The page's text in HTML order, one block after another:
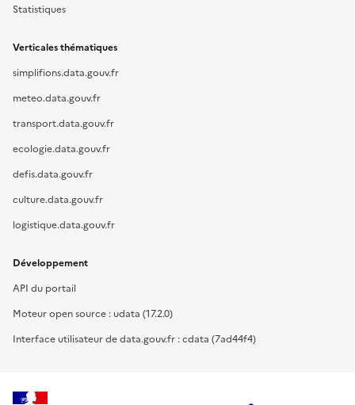
Statistiques
Verticales thématiques
simplifions.data.gouv.fr
meteo.data.gouv.fr
transport.data.gouv.fr
ecologie.data.gouv.fr
defis.data.gouv.fr
culture.data.gouv.fr
logistique.data.gouv.fr
Développement
API du portail
Moteur open source : udata (17.2.0)
Interface utilisateur de data.gouv.fr : cdata (7ad44f4)